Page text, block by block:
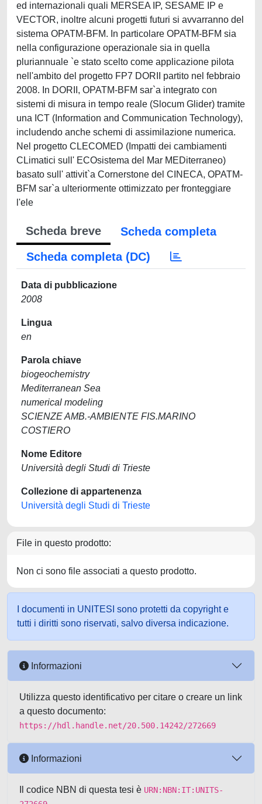
ed internazionali quali MERSEA IP, SESAME IP e
VECTOR, inoltre alcuni progetti futuri si avvarranno del
sistema OPATM-BFM. In particolare OPATM-BFM sia
nella configurazione operazionale sia in quella
pluriannuale `e stato scelto come applicazione pilota
nell'ambito del progetto FP7 DORII partito nel febbraio
2008. In DORII, OPATM-BFM sar`a integrato con
sistemi di misura in tempo reale (Slocum Glider) tramite
una ICT (Information and Communication Technology),
includendo anche schemi di assimilazione numerica.
Nel progetto CLECOMED (Impatti dei cambiamenti
CLimatici sull' ECOsistema del Mar MEDiterraneo)
basato sull' attivit`a Cornerstone del CINECA, OPATM-
BFM sar`a ulteriormente ottimizzato per fronteggiare
l'ele
Scheda breve
Scheda completa
Scheda completa (DC)
Data di pubblicazione
2008
Lingua
en
Parola chiave
biogeochemistry
Mediterranean Sea
numerical modeling
SCIENZE AMB.-AMBIENTE FIS.MARINO
COSTIERO
Nome Editore
Università degli Studi di Trieste
Collezione di appartenenza
Università degli Studi di Trieste
File in questo prodotto:
Non ci sono file associati a questo prodotto.
I documenti in UNITESI sono protetti da copyright e
tutti i diritti sono riservati, salvo diversa indicazione.
Informazioni
Utilizza questo identificativo per citare o creare un link
a questo documento:
https://hdl.handle.net/20.500.14242/272669
Informazioni
Il codice NBN di questa tesi è URN:NBN:IT:UNITS-